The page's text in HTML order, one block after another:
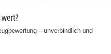
wert?
– unverbindlich und